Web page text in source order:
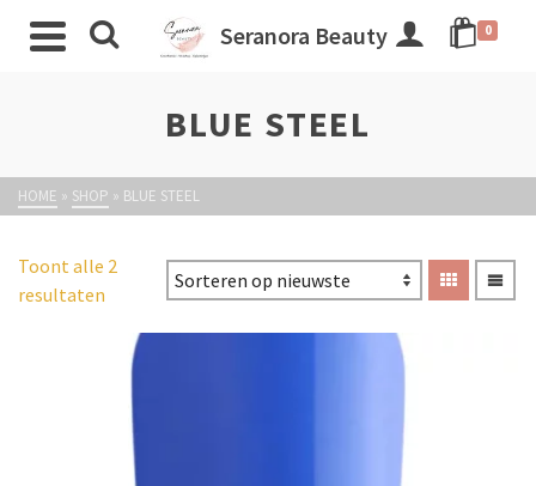
Seranora Beauty 0
BLUE STEEL
HOME » SHOP » BLUE STEEL
Toont alle 2
resultaten